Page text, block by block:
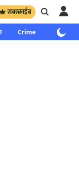
सबस्क्राईब
Crime साप्ताहिक